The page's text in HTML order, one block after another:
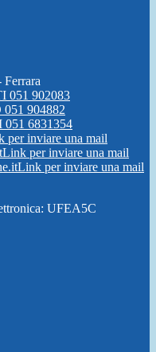
051 902083
904882
6831354
per inviare una mail
Link per inviare una mail
Link per inviare una mail
UFEA5C